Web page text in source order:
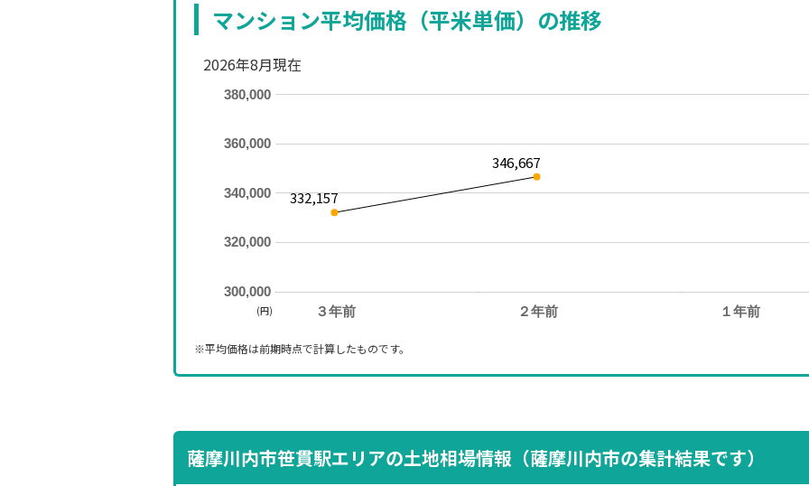
マンション平均価格（平米単価）の推移
2026年8月現在
３年前 ２年前 １年前
300,000
320,000
340,000
360,000
380,000
332,157
346,667
(円)
※平均価格は前期時点で計算したものです。
薩摩川内市笹貫駅エリアの土地相場情報（薩摩川内市の集計結果です）